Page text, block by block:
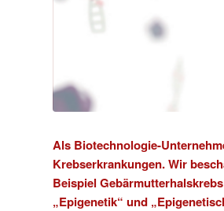
Als Biotechnologie-
Krebserkrankungen. Wir
Beispiel
„Epigenetik“ und